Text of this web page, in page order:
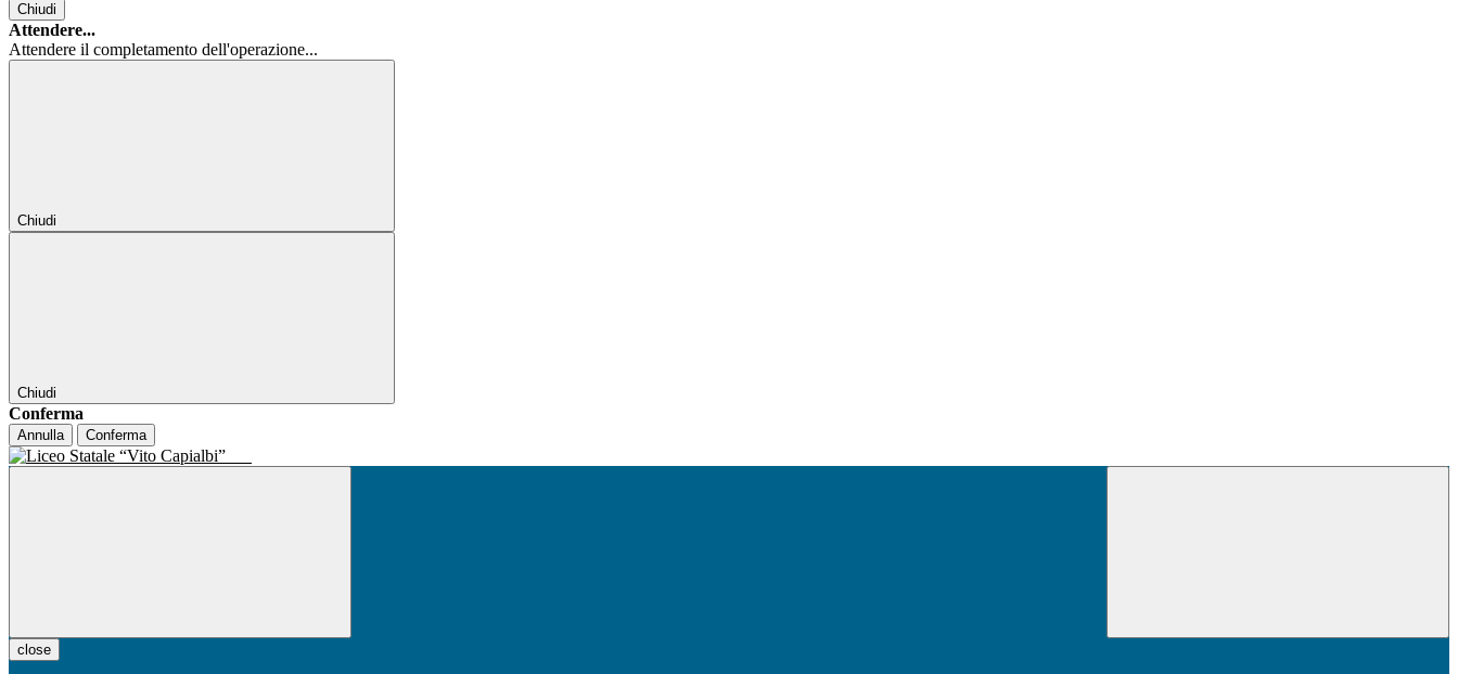
Chiudi
Attendere...
Attendere il completamento dell'operazione...
Chiudi
Chiudi
Conferma
Annulla Conferma
close